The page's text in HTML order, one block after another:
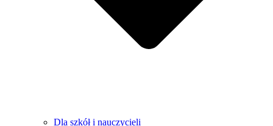
Dla szkół i nauczycieli